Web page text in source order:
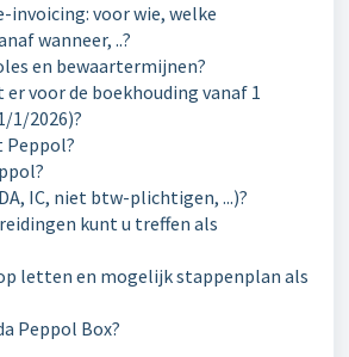
invoicing: voor wie, welke
wanneer, ..?
en bewaartermijnen?
voor de boekhouding vanaf 1
1/2026)?
Peppol?
IC, niet btw-plichtigen, ...)?
kunt u treffen als
letten en mogelijk stappenplan als
Peppol Box?